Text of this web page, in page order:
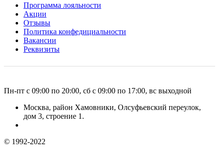
Программа лояльности
Акции
Отзывы
Политика конфедициальности
Вакансии
Реквизиты
Пн-пт с 09:00 по 20:00, сб с 09:00 по 17:00, вс выходной
Москва, район Хамовники, Олсуфьевский переулок,
дом 3, строение 1.
© 1992-2022